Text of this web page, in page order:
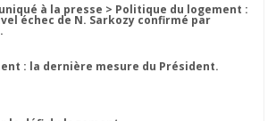
à la presse > Politique du logement :
échec de N. Sarkozy confirmé par
: la dernière mesure du Président.